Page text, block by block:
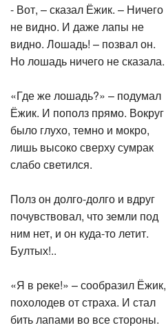
- Вот, – сказал Ёжик. – Ничего
не видно. И даже лапы не
видно. Лошадь! – позвал он.
Но лошадь ничего не сказала.
«Где же лошадь?» – подумал
Ёжик. И пополз прямо. Вокруг
было глухо, темно и мокро,
лишь высоко сверху сумрак
слабо светился.
Полз он долго-долго и вдруг
почувствовал, что земли под
ним нет, и он куда-то летит.
Бултых!..
«Я в реке!» – сообразил Ёжик,
похолодев от страха. И стал
бить лапами во все стороны.